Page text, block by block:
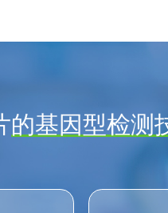
的基因型检测